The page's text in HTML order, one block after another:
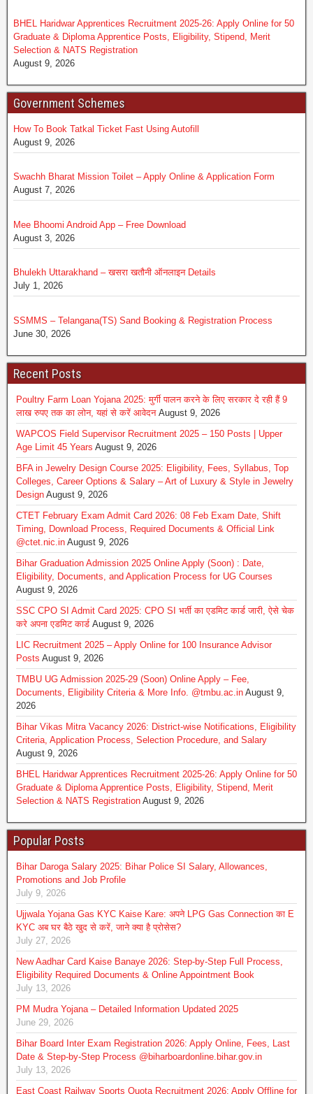
BHEL Haridwar Apprentices Recruitment 2025-26: Apply Online for 50
Graduate & Diploma Apprentice Posts, Eligibility, Stipend, Merit
Selection & NATS Registration
August 9, 2026
Government Schemes
How To Book Tatkal Ticket Fast Using Autofill
August 9, 2026
Swachh Bharat Mission Toilet – Apply Online & Application Form
August 7, 2026
Mee Bhoomi Android App – Free Download
August 3, 2026
Bhulekh Uttarakhand – खसरा खतौनी ऑनलाइन Details
July 1, 2026
SSMMS – Telangana(TS) Sand Booking & Registration Process
June 30, 2026
Recent Posts
Poultry Farm Loan Yojana 2025: मुर्गी पालन करने के लिए सरकार दे रही हैं 9
लाख रुपए तक का लोन, यहां से करें आवेदन August 9, 2026
WAPCOS Field Supervisor Recruitment 2025 – 150 Posts | Upper
Age Limit 45 Years August 9, 2026
BFA in Jewelry Design Course 2025: Eligibility, Fees, Syllabus, Top
Colleges, Career Options & Salary – Art of Luxury & Style in Jewelry
Design August 9, 2026
CTET February Exam Admit Card 2026: 08 Feb Exam Date, Shift
Timing, Download Process, Required Documents & Official Link
@ctet.nic.in August 9, 2026
Bihar Graduation Admission 2025 Online Apply (Soon) : Date,
Eligibility, Documents, and Application Process for UG Courses
August 9, 2026
SSC CPO SI Admit Card 2025: CPO SI भर्ती का एडमिट कार्ड जारी, ऐसे चेक
करे अपना एडमिट कार्ड August 9, 2026
LIC Recruitment 2025 – Apply Online for 100 Insurance Advisor
Posts August 9, 2026
TMBU UG Admission 2025-29 (Soon) Online Apply – Fee,
Documents, Eligibility Criteria & More Info. @tmbu.ac.in August 9,
2026
Bihar Vikas Mitra Vacancy 2026: District-wise Notifications, Eligibility
Criteria, Application Process, Selection Procedure, and Salary
August 9, 2026
BHEL Haridwar Apprentices Recruitment 2025-26: Apply Online for 50
Graduate & Diploma Apprentice Posts, Eligibility, Stipend, Merit
Selection & NATS Registration August 9, 2026
Popular Posts
Bihar Daroga Salary 2025: Bihar Police SI Salary, Allowances,
Promotions and Job Profile
July 9, 2026
Ujjwala Yojana Gas KYC Kaise Kare: अपने LPG Gas Connection का E
KYC अब घर बैठे खुद से करें, जाने क्या है प्रोसेस?
July 27, 2026
New Aadhar Card Kaise Banaye 2026: Step-by-Step Full Process,
Eligibility Required Documents & Online Appointment Book
July 13, 2026
PM Mudra Yojana – Detailed Information Updated 2025
June 29, 2026
Bihar Board Inter Exam Registration 2026: Apply Online, Fees, Last
Date & Step-by-Step Process @biharboardonline.bihar.gov.in
July 13, 2026
East Coast Railway Sports Quota Recruitment 2026: Apply Offline for